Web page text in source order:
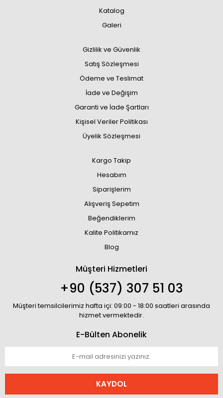
Katalog
Galeri
Gizlilik ve Güvenlik
Satış Sözleşmesi
Ödeme ve Teslimat
İade ve Değişim
Garanti ve İade Şartları
Kişisel Veriler Politikası
Üyelik Sözleşmesi
Kargo Takip
Hesabım
Siparişlerim
Alışveriş Sepetim
Beğendiklerim
Kalite Politikamız
Blog
Müşteri Hizmetleri
+90 (537) 307 51 03
Müşteri temsilcilerimiz hafta içi: 09:00 - 18:00 saatleri arasında
hizmet vermektedir.
E-Bülten Abonelik
KAYDOL